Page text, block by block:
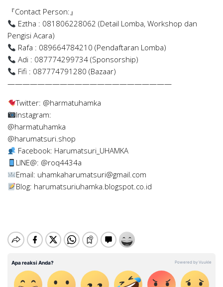
『Contact Person:』
Eztha : 081806228062 (Detail Lomba, Workshop dan
Pengisi Acara)
Rafa : 089664784210 (Pendaftaran Lomba)
Adi : 087774299734 (Sponsorship)
Fifi : 087774791280 (Bazaar)
——————————————————————
Twitter: @harmatuhamka
Instagram:
@harmatuhamka
@harumatsuri.shop
Facebook: Harumatsuri_UHAMKA
LINE@: @roq4434a
Email: uhamkaharumatsuri@gmail.com
Blog: harumatsuriuhamka.blogspot.co.id